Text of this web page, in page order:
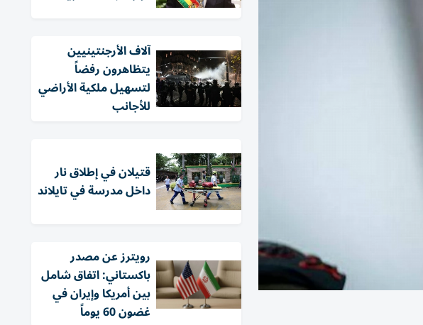
آلاف الأرجنتينيين
يتظاهرون رفضاً
لتسهيل ملكية الأراضي
للأجانب
قتيلان في إطلاق نار
داخل مدرسة في تايلاند
‏رويترز عن مصدر
باكستاني: اتفاق شامل
بين أمريكا وإيران في
غضون 60 يوماً